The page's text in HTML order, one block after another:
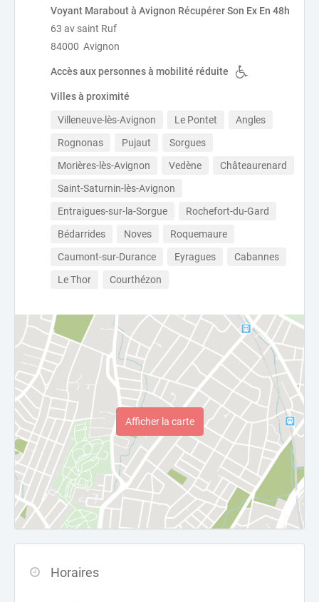
Voyant Marabout à Avignon Récupérer Son Ex En 48h
63 av saint Ruf
84000 Avignon
Accès aux personnes à mobilité réduite
Villes à proximité
Villeneuve-lès-Avignon Le Pontet
Angles
Rognonas
Pujaut
Sorgues
Morières-lès-Avignon
Vedène
Châteaurenard
Saint-Saturnin-lès-Avignon
Entraigues-sur-la-Sorgue
Rochefort-du-Gard
Bédarrides
Noves
Roquemaure
Caumont-sur-Durance
Eyragues
Cabannes
Le Thor
Courthézon
Afficher la carte
Horaires